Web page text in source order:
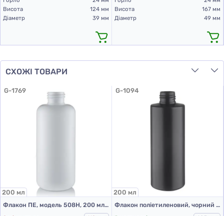
Висота
124 мм
Діаметр
39 мм
Висота
167 мм
Діаметр
49 мм
СХОЖІ ТОВАРИ
G-1769
200 мл
Флакон ПЕ, модель 508H, 200 мл, білий (пластикові флакони 200 мл)
G-1094
200 мл
Флакон поліетиленовий, чорний 200 мл, 508В (пластикові флакони 200 мл)